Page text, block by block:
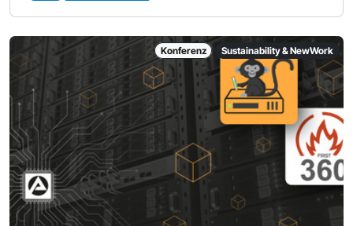
Konferenz Sustainability & NewWork